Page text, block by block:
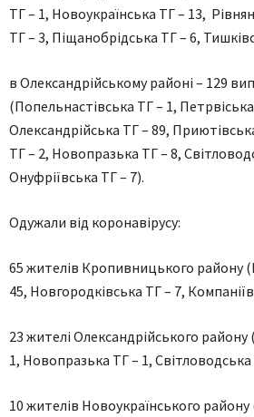
ТГ – 1, Новоукраїнська ТГ – 13,
ТГ – 3, Піщанобрідська ТГ – 6,
в Олександрійському районі – 129
(Попельнастівська ТГ – 1,
Олександрійська ТГ – 89,
ТГ – 2, Новопразька ТГ – 8,
Онуфріївська ТГ – 7).
Одужали від коронавірусу:
65 жителів Кропивницького району
45, Новгородківська ТГ – 7,
23 жителі Олександрійського
1, Новопразька ТГ – 1, Світловодська
10 жителів Новоукраїнського